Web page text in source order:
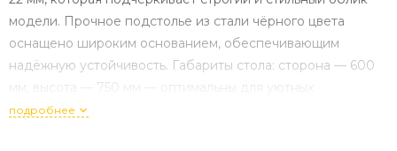
модели. Прочное подстолье из стали чёрного цвета
оснащено широким основанием, обеспечивающим
надёжную устойчивость. Габариты стола: сторона — 600
мм, высота — 750 мм — оптимальны для уютных
обеденных зон и современных пространств.
подробнее